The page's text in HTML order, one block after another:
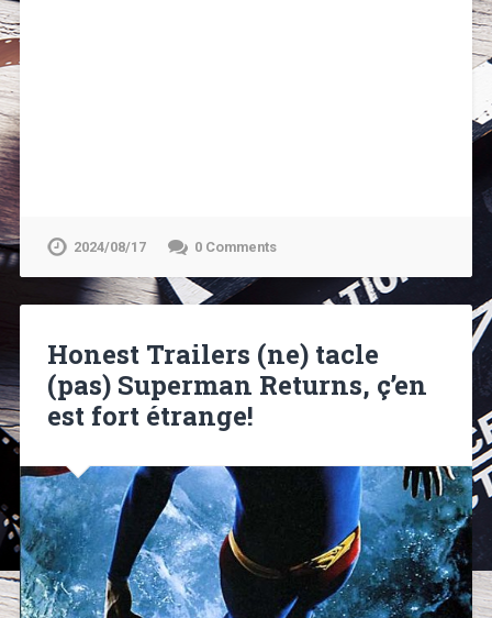
2024/08/17 0 Comments
Honest Trailers (ne) tacle
(pas) Superman Returns, ç’en
est fort étrange!